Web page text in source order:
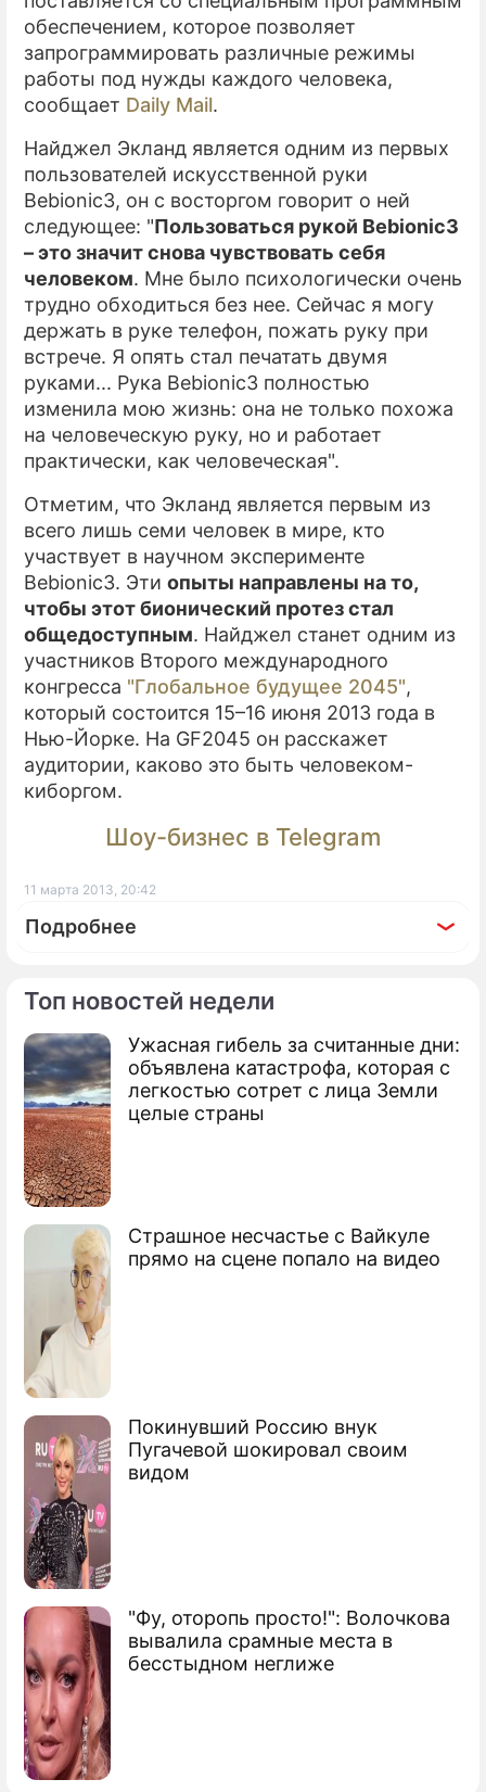
Топ новостей недели
Ужасная гибель за считанные дни:
объявлена катастрофа, которая с
легкостью сотрет с лица Земли
целые страны
Страшное несчастье с Вайкуле
прямо на сцене попало на видео
Покинувший Россию внук
Пугачевой шокировал своим
видом
"Фу, оторопь просто!": Волочкова
вывалила срамные места в
бесстыдном неглиже
обеспечением, которое позволяет
запрограммировать различные режимы
работы под нужды каждого человека,
сообщает Daily Mail.
Найджел Экланд является одним из первых
пользователей искусственной руки
Bebionic3, он с восторгом говорит о ней
следующее: "Пользоваться рукой Bebionic3
– это значит снова чувствовать себя
человеком. Мне было психологически очень
трудно обходиться без нее. Сейчас я могу
держать в руке телефон, пожать руку при
встрече. Я опять стал печатать двумя
руками... Рука Bebionic3 полностью
изменила мою жизнь: она не только похожа
на человеческую руку, но и работает
практически, как человеческая".
Отметим, что Экланд является первым из
всего лишь семи человек в мире, кто
участвует в научном эксперименте
Bebionic3. Эти опыты направлены на то,
чтобы этот бионический протез стал
общедоступным. Найджел станет одним из
участников Второго международного
конгресса "Глобальное будущее 2045",
который состоится 15–16 июня 2013 года в
Нью-Йорке. На GF2045 он расскажет
аудитории, каково это быть человеком-
киборгом.
Шоу-бизнес в Telegram
11 марта 2013, 20:42
Подробнее
По теме
Продолжение: Google научила
кроссовки говорить
Британцы сделали робота из протезов
В Москве появятся роботы-хирурги
Робот-мальчик поможет пожилым
людям
Технологии